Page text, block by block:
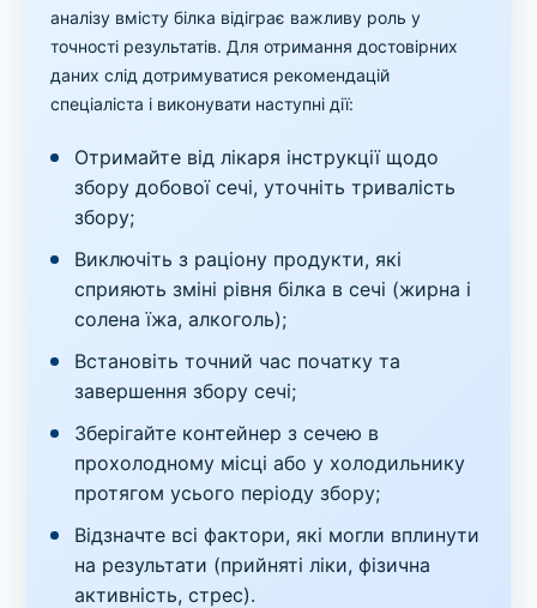
аналізу вмісту білка відіграє важливу роль у
точності результатів. Для отримання достовірних
даних слід дотримуватися рекомендацій
спеціаліста і виконувати наступні дії:
Отримайте від лікаря інструкції щодо
збору добової сечі, уточніть тривалість
збору;
Виключіть з раціону продукти, які
сприяють зміні рівня білка в сечі (жирна і
солена їжа, алкоголь);
Встановіть точний час початку та
завершення збору сечі;
Зберігайте контейнер з сечею в
прохолодному місці або у холодильнику
протягом усього періоду збору;
Відзначте всі фактори, які могли вплинути
на результати (прийняті ліки, фізична
активність, стрес).